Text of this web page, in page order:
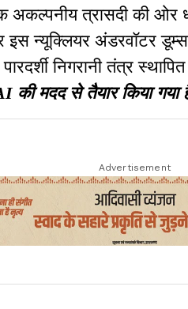
अकल्पनीय त्रासदी की
इस न्यूक्लियर अंडरवॉटर
निगरानी तंत्र
की मदद से तैयार किया गया
Advertisement